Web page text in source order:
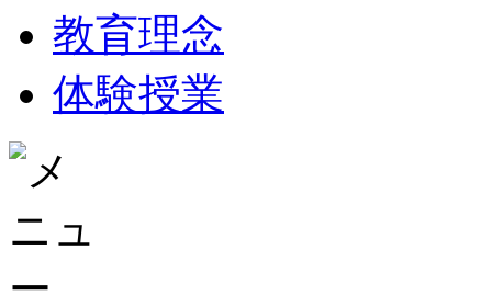
教育理念
体験授業